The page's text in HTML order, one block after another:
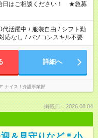
日はご相談ください！ ★急募
代活躍中 / 服装自由 / シフト勤
応なし / パソコンスキル不要
詳細へ
ナイス！介護事業部
掲載日：2026.08.04